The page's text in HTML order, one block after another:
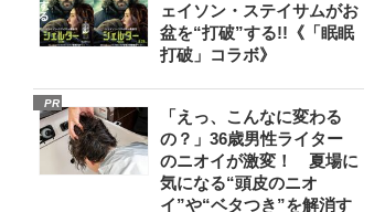
ェイソン・ステイサムがお
盆を“打破”する!!《「眠眠
打破」コラボ》
PR
「えっ、こんなに変わる
の？」36歳男性ライター
のニオイが激変！ 夏場に
気になる“頭皮のニオ
イ”や“ベタつき”を解消す